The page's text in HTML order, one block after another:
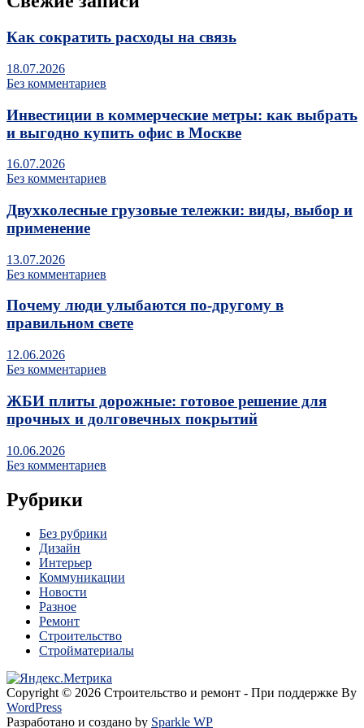
Как сократить расходы на связь
18.07.2026
Без комментариев
Инвестиции в коммерческие метры: как выбрать
и выгодно купить офис в Москве
16.07.2026
Без комментариев
Двухколесные грузовые тележки: виды, выбор и
применение
13.07.2026
Без комментариев
Почему люди улыбаются по‑другому в
правильном свете
12.06.2026
Без комментариев
ЖБИ плиты дорожные: готовое решение для
прочных и долговечных покрытий
10.06.2026
Без комментариев
Рубрики
Без рубрики
Дизайн
Интерьер
Коммуникации
Новости
Разное
Ремонт
Строительство
Стройматериалы
Copyright © 2026 Строительство и ремонт - При поддержке By
WordPress
Разработано и создано by Sparkle WP